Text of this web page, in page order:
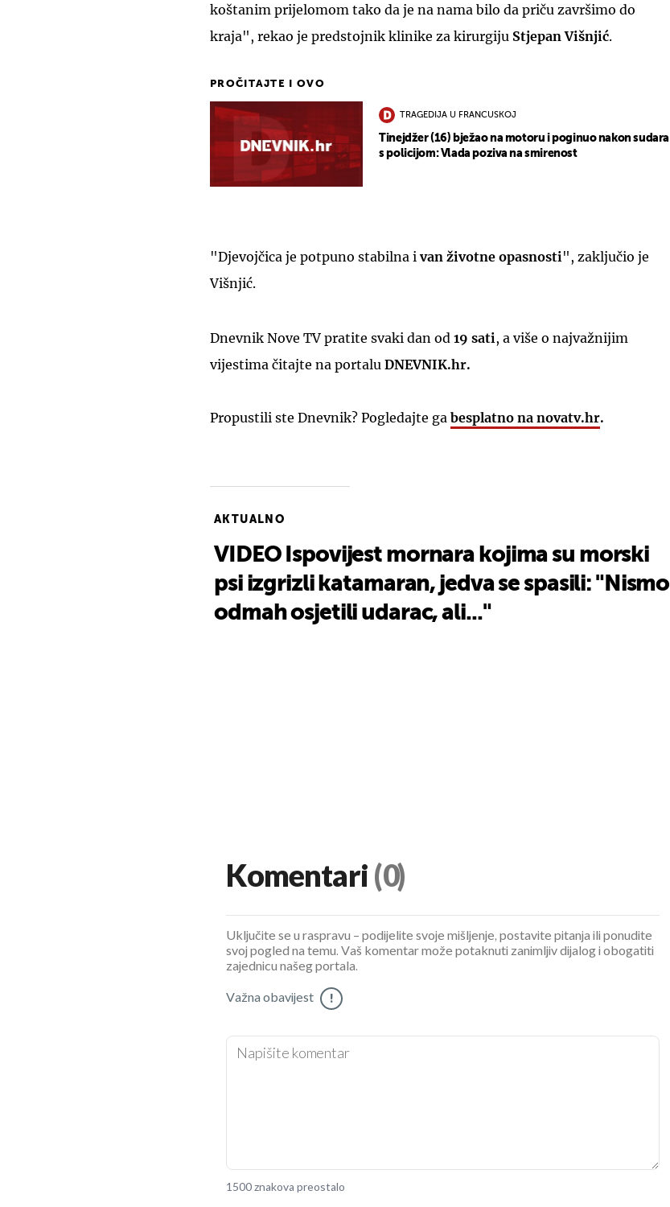
koštanim prijelomom tako da je na nama bilo da priču završimo do
kraja", rekao je predstojnik klinike za kirurgiju Stjepan Višnjić.
PROČITAJTE I OVO
TRAGEDIJA U FRANCUSKOJ
Tinejdžer (16) bježao na motoru i poginuo nakon sudara
s policijom: Vlada poziva na smirenost
"Djevojčica je potpuno stabilna ivan životne opasnosti", zaključio je
Višnjić.
Dnevnik Nove TV pratite svaki dan od 19 sati, a više o najvažnijim
vijestima čitajte na portalu DNEVNIK.hr.
Propustili ste Dnevnik? Pogledajte ga besplatno na novatv.hr.
AKTUALNO
VIDEO Ispovijest mornara kojima su morski
psi izgrizli katamaran, jedva se spasili: "Nismo
odmah osjetili udarac, ali..."
Komentari (0)
Uključite se u raspravu – podijelite svoje mišljenje, postavite pitanja ili ponudite
svoj pogled na temu. Vaš komentar može potaknuti zanimljiv dijalog i obogatiti
zajednicu našeg portala.
Važna obavijest !
1500 znakova preostalo
UKLJUČITE NOTIFIKACIJE